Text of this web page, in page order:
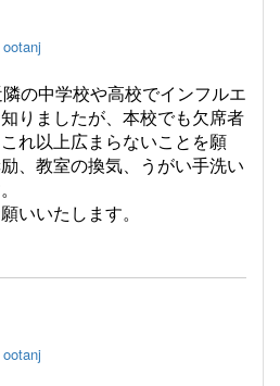
ootanj
の中学校や高校でインフルエ
りましたが、本校でも欠席者
れ以上広まらないことを願
、教室の換気、うがい手洗い
いいたします。
ootanj